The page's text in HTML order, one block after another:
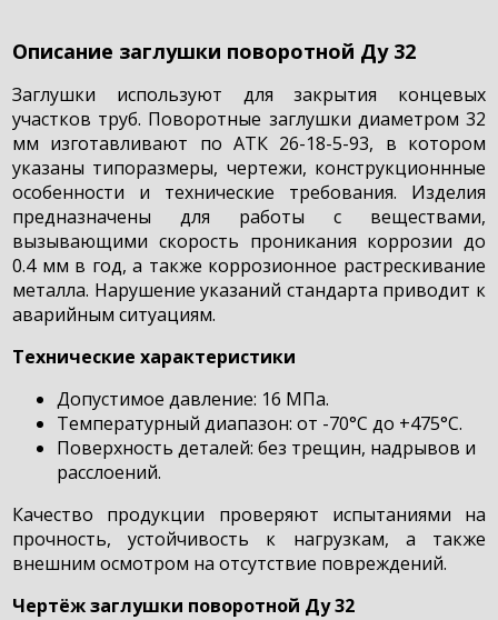
Описание заглушки поворотной Ду 32
Заглушки используют для закрытия концевых
участков труб. Поворотные заглушки диаметром 32
мм изготавливают по АТК 26-18-5-93, в котором
указаны типоразмеры, чертежи, конструкционнные
особенности и технические требования. Изделия
предназначены для работы с веществами,
вызывающими скорость проникания коррозии до
0.4 мм в год, а также коррозионное растрескивание
металла. Нарушение указаний стандарта приводит к
аварийным ситуациям.
Технические характеристики
Допустимое давление: 16 МПа.
Температурный диапазон: от -70°С до +475°С.
Поверхность деталей: без трещин, надрывов и
расслоений.
Качество продукции проверяют испытаниями на
прочность, устойчивость к нагрузкам, а также
внешним осмотром на отсутствие повреждений.
Чертёж заглушки поворотной Ду 32